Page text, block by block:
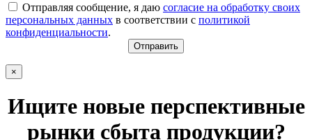
Отправляя сообщение, я даю согласие на обработку своих
персональных данных в соответствии с политикой
конфиденциальности.
×
Ищите новые перспективные
рынки сбыта продукции?